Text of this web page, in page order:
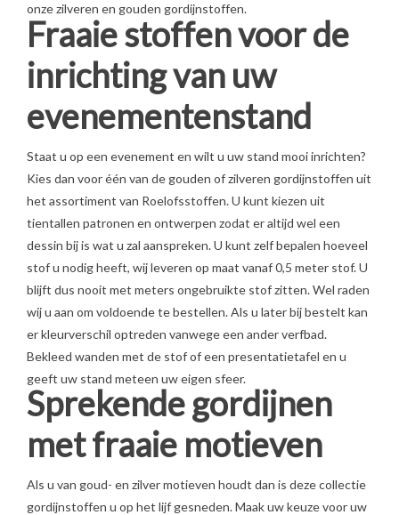
onze zilveren en gouden gordijnstoffen.
Fraaie stoffen voor de
inrichting van uw
evenementenstand
Staat u op een evenement en wilt u uw stand mooi inrichten?
Kies dan voor één van de gouden of zilveren gordijnstoffen uit
het assortiment van Roelofsstoffen. U kunt kiezen uit
tientallen patronen en ontwerpen zodat er altijd wel een
dessin bij is wat u zal aanspreken. U kunt zelf bepalen hoeveel
stof u nodig heeft, wij leveren op maat vanaf 0,5 meter stof. U
blijft dus nooit met meters ongebruikte stof zitten. Wel raden
wij u aan om voldoende te bestellen. Als u later bij bestelt kan
er kleurverschil optreden vanwege een ander verfbad.
Bekleed wanden met de stof of een presentatietafel en u
geeft uw stand meteen uw eigen sfeer.
Sprekende gordijnen
met fraaie motieven
Als u van goud- en zilver motieven houdt dan is deze collectie
gordijnstoffen u op het lijf gesneden. Maak uw keuze voor uw